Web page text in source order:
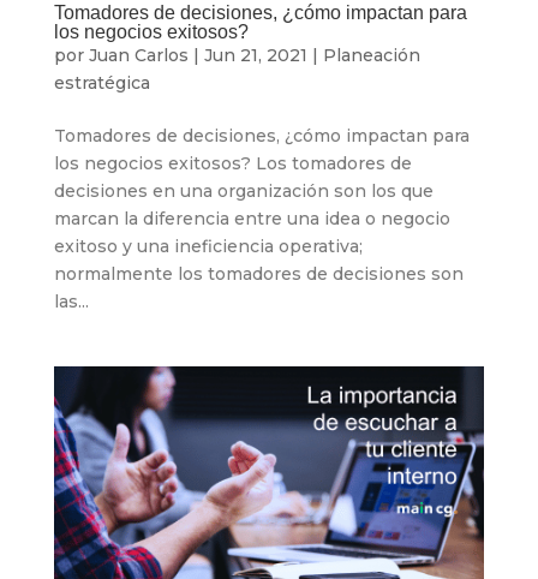
Tomadores de decisiones, ¿cómo impactan para
los negocios exitosos?
por Juan Carlos | Jun 21, 2021 | Planeación
estratégica
Tomadores de decisiones, ¿cómo impactan para
los negocios exitosos? Los tomadores de
decisiones en una organización son los que
marcan la diferencia entre una idea o negocio
exitoso y una ineficiencia operativa;
normalmente los tomadores de decisiones son
las...